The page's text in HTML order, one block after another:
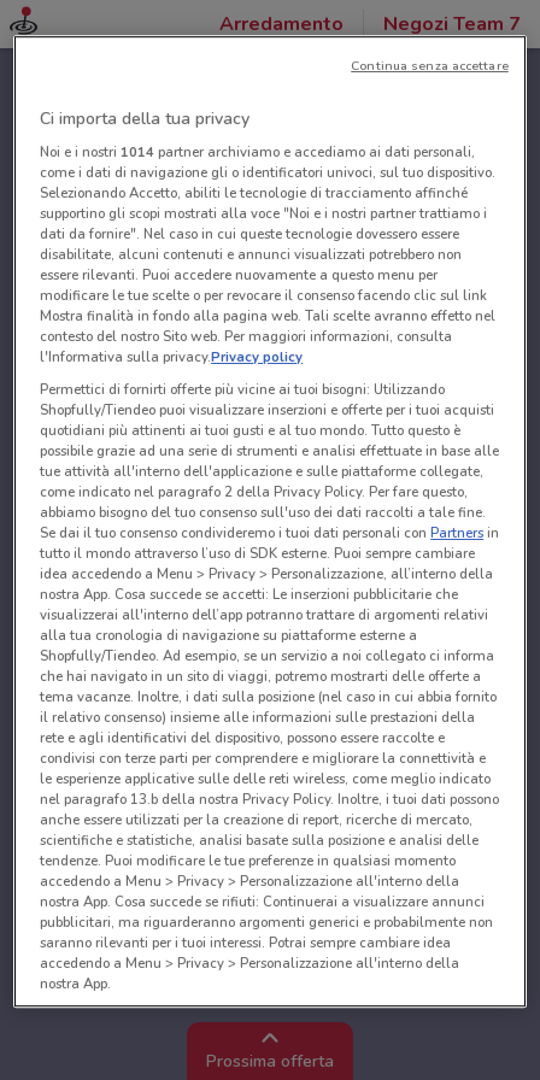
Arredamento Negozi Team 7
Prossima offerta
Ci importa della tua privacy
Noi e i nostri 1014partner archiviamo e accediamo ai dati personali,
come i dati di navigazione gli o identificatori univoci, sul tuo dispositivo.
Selezionando Accetto, abiliti le tecnologie di tracciamento affinché
supportino gli scopi mostrati alla voce "Noi e i nostri partner trattiamo i
dati da fornire". Nel caso in cui queste tecnologie dovessero essere
disabilitate, alcuni contenuti e annunci visualizzati potrebbero non
essere rilevanti. Puoi accedere nuovamente a questo menu per
modificare le tue scelte o per revocare il consenso facendo clic sul link
Mostra finalità in fondo alla pagina web. Tali scelte avranno effetto nel
contesto del nostro Sito web. Per maggiori informazioni, consulta
l'Informativa sulla privacy.Privacy policy
Permettici di fornirti offerte più vicine ai tuoi bisogni: Utilizzando
Shopfully/Tiendeo puoi visualizzare inserzioni e offerte per i tuoi acquisti
quotidiani più attinenti ai tuoi gusti e al tuo mondo. Tutto questo è
possibile grazie ad una serie di strumenti e analisi effettuate in base alle
tue attività all'interno dell'applicazione e sulle piattaforme collegate,
come indicato nel paragrafo 2 della Privacy Policy. Per fare questo,
abbiamo bisogno del tuo consenso sull'uso dei dati raccolti a tale fine.
Se dai il tuo consenso condivideremo i tuoi dati personali conPartnersin
tutto il mondo attraverso l’uso di SDK esterne. Puoi sempre cambiare
idea accedendo a Menu > Privacy > Personalizzazione, all’interno della
nostra App. Cosa succede se accetti: Le inserzioni pubblicitarie che
visualizzerai all'interno dell’app potranno trattare di argomenti relativi
alla tua cronologia di navigazione su piattaforme esterne a
Shopfully/Tiendeo. Ad esempio, se un servizio a noi collegato ci informa
che hai navigato in un sito di viaggi, potremo mostrarti delle offerte a
tema vacanze. Inoltre, i dati sulla posizione (nel caso in cui abbia fornito
il relativo consenso) insieme alle informazioni sulle prestazioni della
rete e agli identificativi del dispositivo, possono essere raccolte e
condivisi con terze parti per comprendere e migliorare la connettività e
le esperienze applicative sulle delle reti wireless, come meglio indicato
nel paragrafo 13.b della nostra Privacy Policy. Inoltre, i tuoi dati possono
anche essere utilizzati per la creazione di report, ricerche di mercato,
scientifiche e statistiche, analisi basate sulla posizione e analisi delle
tendenze. Puoi modificare le tue preferenze in qualsiasi momento
accedendo a Menu > Privacy > Personalizzazione all'interno della
nostra App. Cosa succede se rifiuti: Continuerai a visualizzare annunci
pubblicitari, ma riguarderanno argomenti generici e probabilmente non
saranno rilevanti per i tuoi interessi. Potrai sempre cambiare idea
accedendo a Menu > Privacy > Personalizzazione all'interno della
nostra App.
Noi e i nostri partner trattiamo i dati per fornire:
Utilizzare dati di geolocalizzazione precisi. Scansione attiva delle
caratteristiche del dispositivo ai fini dell’identificazione. Archiviare
Continua senza accettare